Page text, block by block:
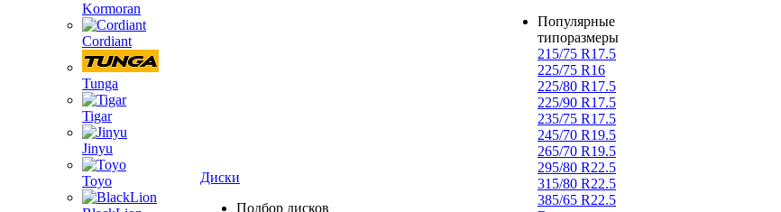
Kormoran
Cordiant
Tunga
Tigar
Jinyu
Toyo
Диски
Подбор дисков
Популярные
типоразмеры
215/75 R17.5
225/75 R16
225/80 R17.5
225/90 R17.5
235/75 R17.5
245/70 R19.5
265/70 R19.5
295/80 R22.5
315/80 R22.5
385/65 R22.5